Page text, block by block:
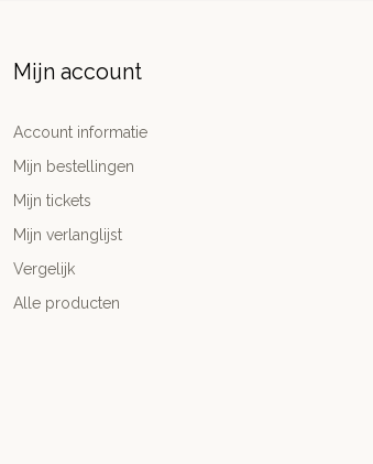
Mijn account
Account informatie
Mijn bestellingen
Mijn tickets
Mijn verlanglijst
Vergelijk
Alle producten